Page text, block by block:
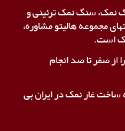
نمک، سنگ نمک ترئینی و
مجموعه هالیتو مشاوره،
است.
از صفر تا صد انجام
ساخت غار نمک در ایران بی